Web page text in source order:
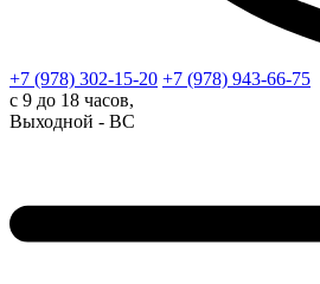
+7 (978) 302-15-20 +7 (978) 943-66-75
с 9 до 18 часов,
Выходной - ВС